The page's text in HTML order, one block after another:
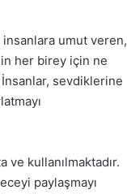
insanlara umut veren,
her birey için ne
sevdiklerine
ve kullanılmaktadır.
paylaşmayı